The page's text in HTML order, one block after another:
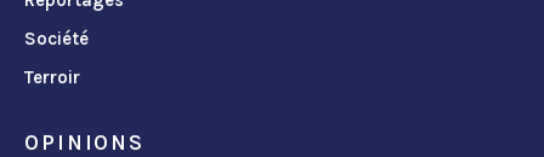
Société
Terroir
OPINIONS